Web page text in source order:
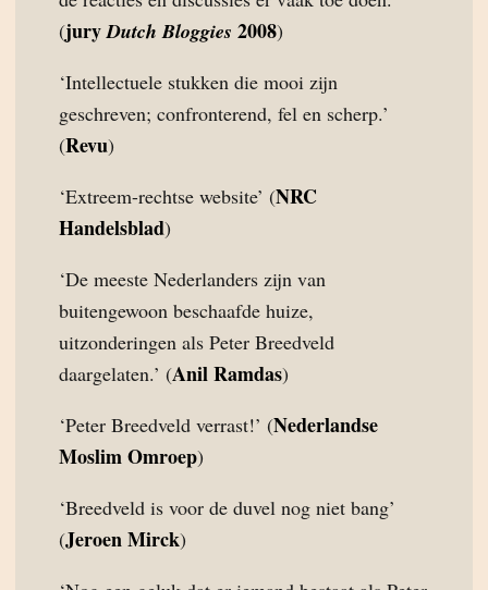
(juryDutch Bloggies 2008)
‘Intellectuele stukken die mooi zijn
geschreven; confronterend, fel en scherp.’
(Revu)
‘Extreem-rechtse website’ (NRC
Handelsblad)
‘De meeste Nederlanders zijn van
buitengewoon beschaafde huize,
uitzonderingen als Peter Breedveld
daargelaten.’ (Anil Ramdas)
‘Peter Breedveld verrast!’ (Nederlandse
Moslim Omroep)
‘Breedveld is voor de duvel nog niet bang’
(Jeroen Mirck)